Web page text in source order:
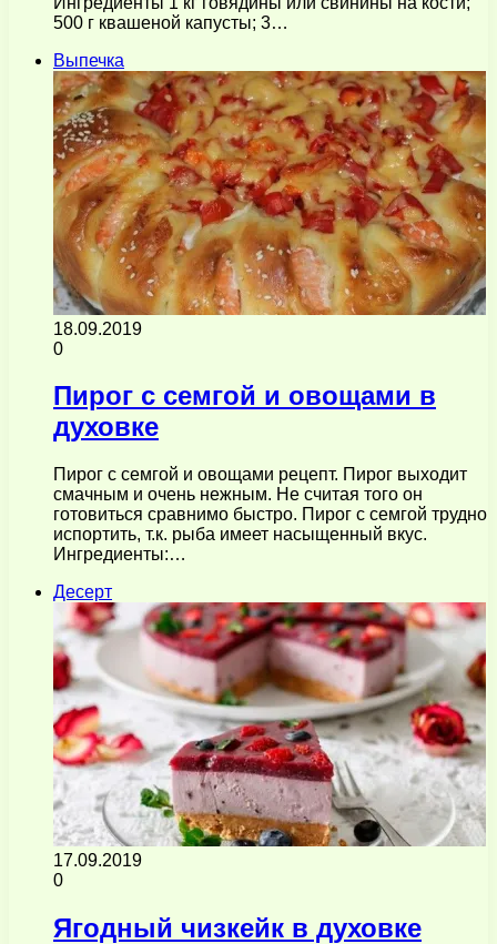
500 г квашеной капусты; 3…
Выпечка
18.09.2019
0
Пирог с семгой и овощами в
духовке
Пирог с семгой и овощами рецепт. Пирог выходит
смачным и очень нежным. Не считая того он
готовиться сравнимо быстро. Пирог с семгой трудно
испортить, т.к. рыба имеет насыщенный вкус.
Ингредиенты:…
Десерт
17.09.2019
0
Ягодный чизкейк в духовке